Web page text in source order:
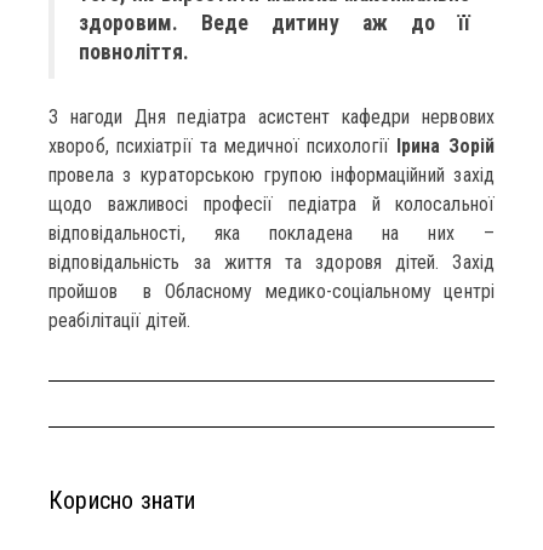
здоровим. Веде дитину аж до її
повноліття.
З нагоди Дня педіатра асистент кафедри нервових
хвороб, психіатрії та медичної психології Ірина Зорій
провела з кураторською групою інформаційний захід
щодо важливосі професії педіатра й колосальної
відповідальності, яка покладена на них –
відповідальність за життя та здоровя дітей. Захід
пройшов в Обласному медико-соціальному центрі
реабілітації дітей.
Корисно знати